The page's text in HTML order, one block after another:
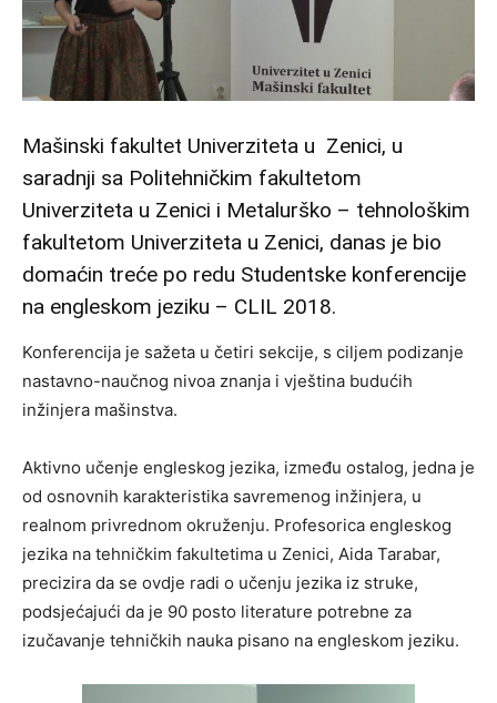
Mašinski fakultet Univerziteta u Zenici, u
saradnji sa Politehničkim fakultetom
Univerziteta u Zenici i Metalurško – tehnološkim
fakultetom Univerziteta u Zenici, danas je bio
domaćin treće po redu Studentske konferencije
na engleskom jeziku – CLIL 2018.
Konferencija je sažeta u četiri sekcije, s ciljem podizanje
nastavno-naučnog nivoa znanja i vještina budućih
inžinjera mašinstva.
Aktivno učenje engleskog jezika, između ostalog, jedna je
od osnovnih karakteristika savremenog inžinjera, u
realnom privrednom okruženju. Profesorica engleskog
jezika na tehničkim fakultetima u Zenici, Aida Tarabar,
precizira da se ovdje radi o učenju jezika iz struke,
podsjećajući da je 90 posto literature potrebne za
izučavanje tehničkih nauka pisano na engleskom jeziku.